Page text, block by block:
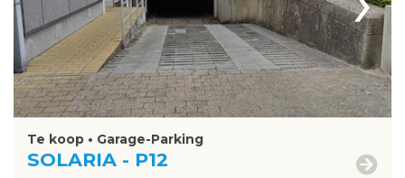
Te koop • Garage-Parking
SOLARIA - P12